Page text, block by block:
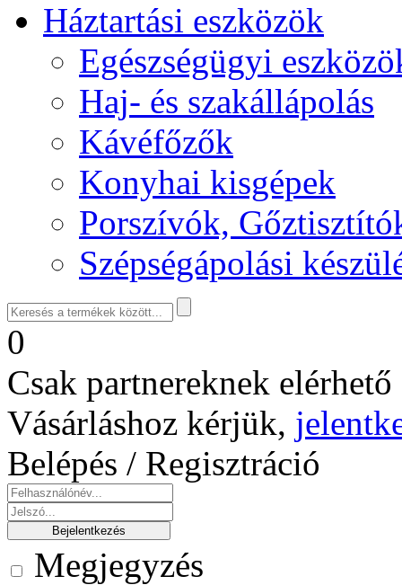
Háztartási eszközök
Egészségügyi
Haj- és szakállápolás
Kávéfőzők
Konyhai kisgépek
Porszívók,
Szépségápolási
0
Csak partnereknek
Vásárláshoz kérjük,
Belépés / Regisztráció
Megjegyzés